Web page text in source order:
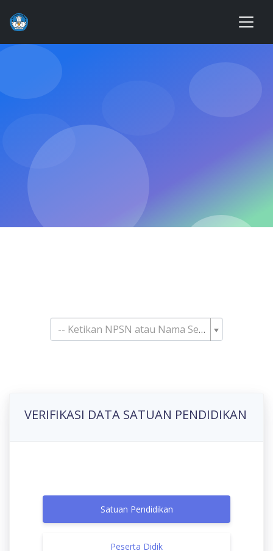
-- Ketikan NPSN atau Nama Sekolah--
VERIFIKASI DATA SATUAN PENDIDIKAN
Satuan Pendidikan
Peserta Didik